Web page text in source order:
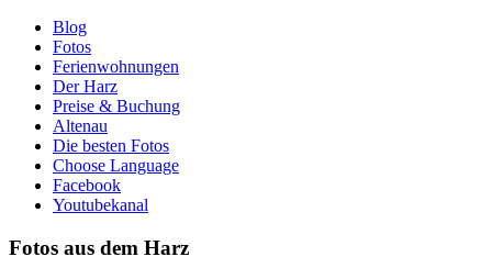
Blog
Fotos
Ferienwohnungen
Der Harz
Preise & Buchung
Altenau
Die besten Fotos
Choose Language
Facebook
Youtubekanal
Fotos aus dem Harz